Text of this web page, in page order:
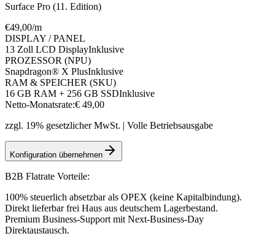
Surface Pro (11. Edition)
€49,00/m
DISPLAY / PANEL
13 Zoll LCD DisplayInklusive
PROZESSOR (NPU)
Snapdragon® X PlusInklusive
RAM & SPEICHER (SKU)
16 GB RAM + 256 GB SSDInklusive
Netto-Monatsrate:€ 49,00
zzgl. 19% gesetzlicher MwSt. | Volle Betriebsausgabe
Konfiguration übernehmen
B2B Flatrate Vorteile:
100% steuerlich absetzbar als OPEX (keine Kapitalbindung).
Direkt lieferbar frei Haus aus deutschem Lagerbestand.
Premium Business-Support mit Next-Business-Day
Direktaustausch.